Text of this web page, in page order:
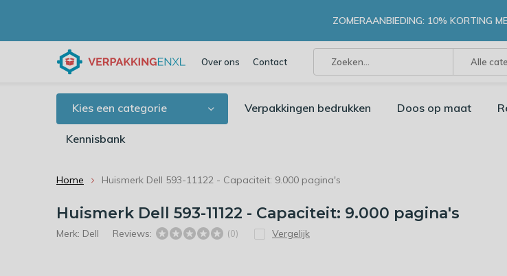
Over ons Contact Alle
ZOMERAANBIEDING: 10% KORTING
Kies een categorie Verpakkingen bedrukken Doos op maat
Kennisbank
Home Huismerk Dell 593-11122 - Capaciteit: 9.000 pagina's
Huismerk Dell 593-11122 - Capaciteit: 9.000 pagina's
Merk: Dell Reviews: (0) Vergelijk